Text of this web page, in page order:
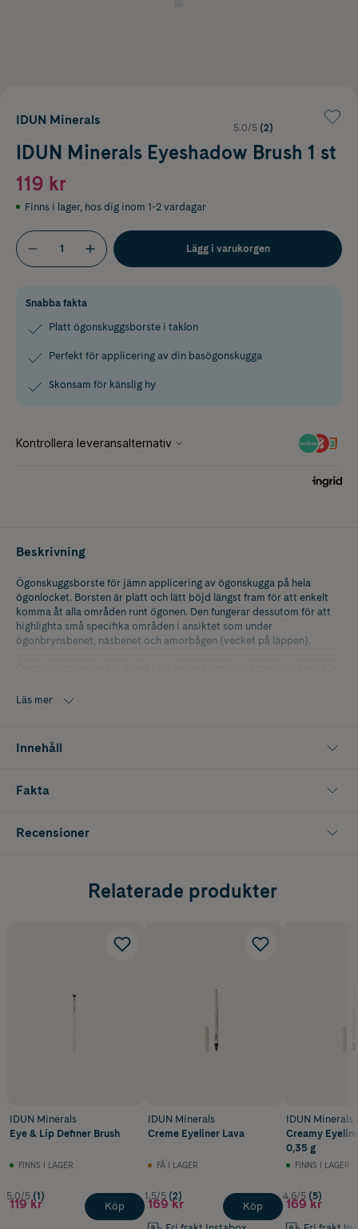
IDUN Minerals
5.0/5 (2)
IDUN Minerals Eyeshadow Brush 1 st
119 kr
Finns i lager, hos dig inom 1-2 vardagar
Lägg i varukorgen
Snabba fakta
Platt ögonskuggsborste i taklon
Perfekt för applicering av din basögonskugga
Skonsam för känslig hy
Beskrivning
Ögonskuggsborste för jämn applicering av ögonskugga på hela
ögonlocket. Borsten är platt och lätt böjd längst fram för att enkelt
komma åt alla områden runt ögonen. Den fungerar dessutom för att
highlighta små specifika områden i ansiktet som under
ögonbrynsbenet, näsbenet och amorbågen (vecket på läppen).
Läs mer
Innehåll
Fakta
Recensioner
Relaterade produkter
IDUN Minerals
Eye & Lip Definer Brush
FINNS I LAGER
5.0/5 (1)
119 kr Köp
IDUN Minerals
Creme Eyeliner Lava
FÅ I LAGER
1.5/5 (2)
169 kr Köp
IDUN Minerals
Creamy
0,35 g
FINNS I LAGER
4.6/5 (5)
169 kr